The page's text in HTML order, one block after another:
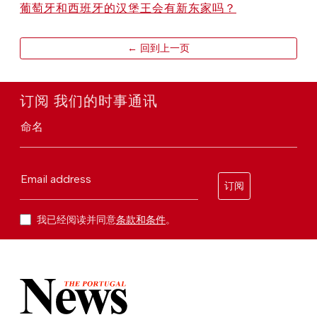
葡萄牙和西班牙的汉堡王会有新东家吗？
← 回到上一页
订阅 我们的时事通讯
命名
Email address
订阅
我已经阅读并同意条款和条件。